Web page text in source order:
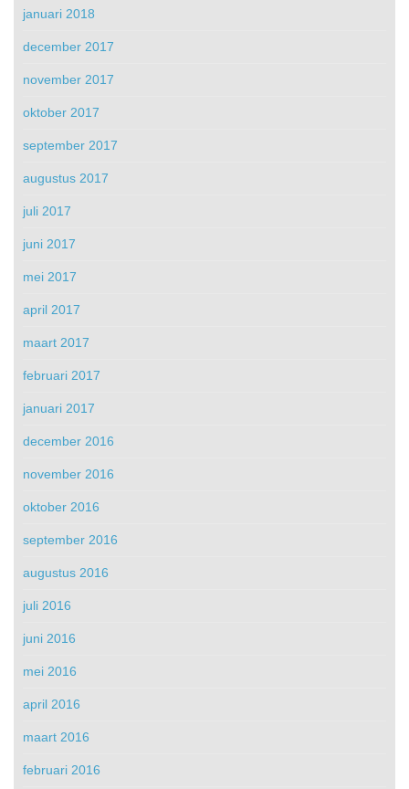
januari 2018
december 2017
november 2017
oktober 2017
september 2017
augustus 2017
juli 2017
juni 2017
mei 2017
april 2017
maart 2017
februari 2017
januari 2017
december 2016
november 2016
oktober 2016
september 2016
augustus 2016
juli 2016
juni 2016
mei 2016
april 2016
maart 2016
februari 2016